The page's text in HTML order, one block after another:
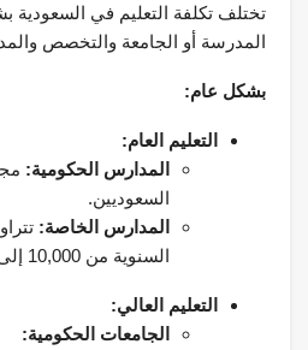
تختلف تكلفة التعليم في السعودية
المدرسة أو الجامعة والتخصص
بشكل عام:
التعليم العام:
المدارس الحكومية:
السعوديين.
المدارس الخاصة:
السنوية من 10,000 إلى 75,000 ريال سعودي.
التعليم العالي:
الجامعات الحكومية: